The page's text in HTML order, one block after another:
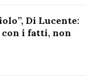
Di Lucente:
con i fatti, non